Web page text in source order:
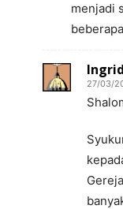
menjadi
27/03/